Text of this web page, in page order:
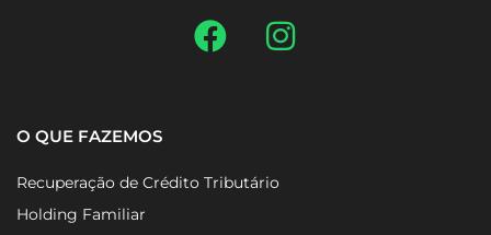
O QUE FAZEMOS
Recuperação de Crédito Tributário
Holding Familiar